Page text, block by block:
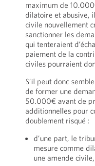
maximum de
dilatoire et abusive,
civile nouvellement
sanctionner les
qui tenteraient
paiement de la
civiles pourraient
S’il peut donc
de former une
50.000€ avant de
additionnelles pour
doublement risqué :
d’une part, le
mesure comme
une amende civile,